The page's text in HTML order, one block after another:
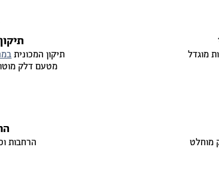
מוגדל
תיקון המכונית
מטעם דלק
הרחבות